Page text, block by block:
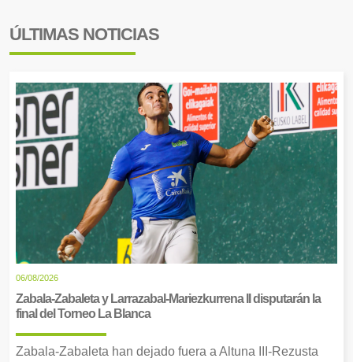
ÚLTIMAS NOTICIAS
06/08/2026
Zabala-Zabaleta y Larrazabal-Mariezkurrena II disputarán la
final del Torneo La Blanca
Zabala-Zabaleta han dejado fuera a Altuna III-Rezusta